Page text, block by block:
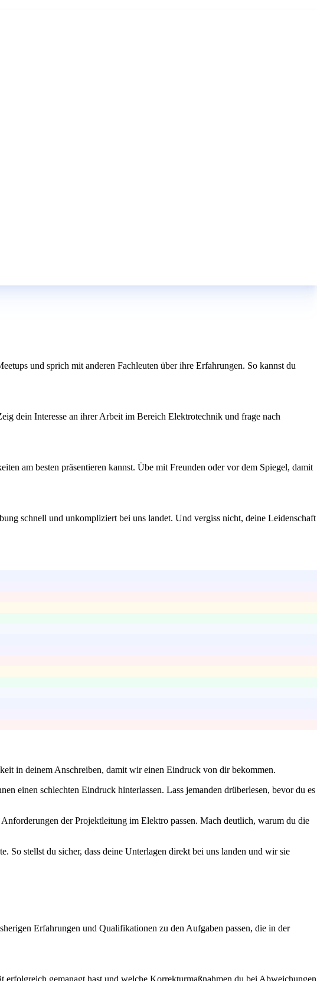
und sprich mit anderen Fachleuten über ihre Erfahrungen. So kannst du
dein Interesse an ihrer Arbeit im Bereich Elektrotechnik und frage nach
am besten präsentieren kannst. Übe mit Freunden oder vor dem Spiegel, damit
schnell und unkompliziert bei uns landet. Und vergiss nicht, deine Leidenschaft
in deinem Anschreiben, damit wir einen Eindruck von dir bekommen.
einen schlechten Eindruck hinterlassen. Lass jemanden drüberlesen, bevor du es
der Projektleitung im Elektro passen. Mach deutlich, warum du die
So stellst du sicher, dass deine Unterlagen direkt bei uns landen und wir sie
Erfahrungen und Qualifikationen zu den Aufgaben passen, die in der
gemanagt hast und welche Korrekturmaßnahmen du bei Abweichungen